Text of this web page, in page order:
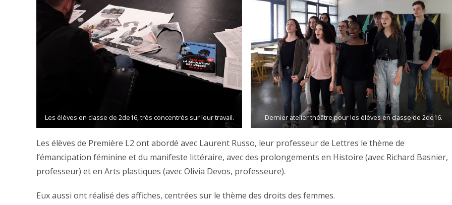
Les élèves en classe de 2de16, très concentrés sur leur travail. Dernier atelier théâtre pour les élèves en classe de 2de16.
Les élèves de Première L2 ont abordé avec Laurent Russo, leur professeur de Lettres le thème de
l’émancipation féminine et du manifeste littéraire, avec des prolongements en Histoire (avec Richard Basnier,
professeur) et en Arts plastiques (avec Olivia Devos, professeure).
Eux aussi ont réalisé des affiches, centrées sur le thème des droits des femmes.